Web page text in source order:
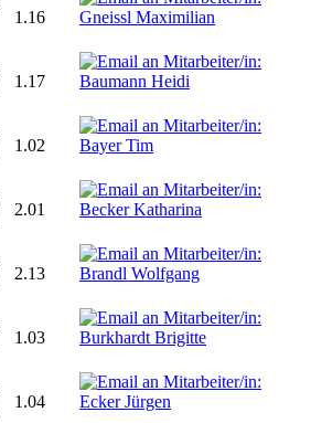
1.16
1.17
1.02
2.01
2.13
1.03
1.04